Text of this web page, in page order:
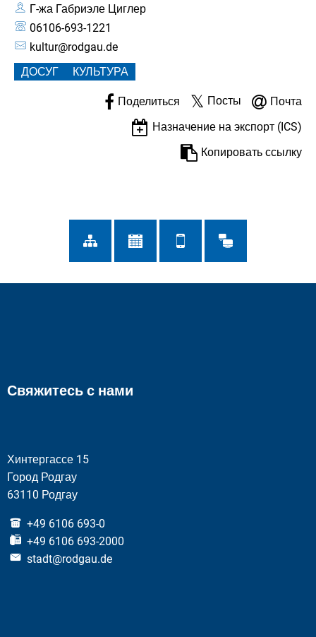
Г-жа Габриэле Циглер
06106-693-1221
kultur@rodgau.de
ДОСУГ
КУЛЬТУРА
Поделиться Посты
Почта
Назначение на экспорт (ICS)
Копировать ссылку
Свяжитесь с нами
Хинтергассе 15
Город Родгау
63110 Родгау
+49 6106 693-0
+49 6106 693-2000
stadt@rodgau.de